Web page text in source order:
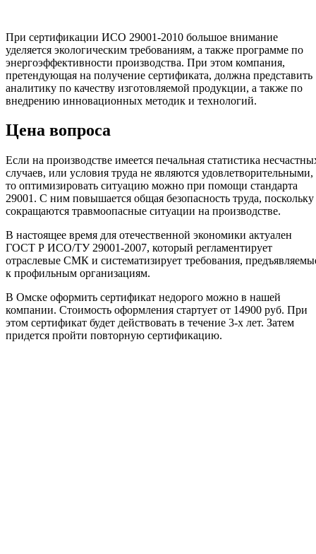
При сертификации ИСО 29001-2010 большое внимание
уделяется экологическим требованиям, а также программе по
энергоэффективности производства. При этом компания,
претендующая на получение сертификата, должна представить
аналитику по качеству изготовляемой продукции, а также по
внедрению инновационных методик и технологий.
Цена вопроса
Если на производстве имеется печальная статистика
случаев, или условия труда не являются удовлетворительными,
то оптимизировать ситуацию можно при помощи стандарта
29001. С ним повышается общая безопасность труда, поскольку
сокращаются травмоопасные ситуации на производстве.
В настоящее время для отечественной экономики актуален
ГОСТ Р ИСО/ТУ 29001-2007, который регламентирует
отраслевые СМК и систематизирует требования,
к профильным организациям.
В Омске оформить сертификат недорого можно в нашей
компании. Стоимость оформления стартует от 14900 руб. При
этом сертификат будет действовать в течение 3-х лет. Затем
придется пройти повторную сертификацию.